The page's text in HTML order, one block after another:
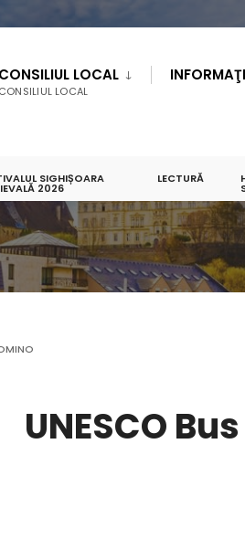
CONSILIUL LOCAL
CONSILIUL LOCAL
SIGHIȘOARA
2026
LECTURĂ
UNESCO Bus